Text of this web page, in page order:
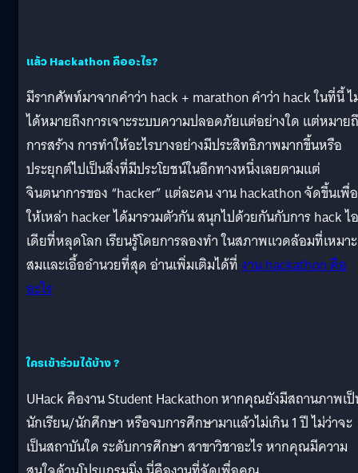
แล้ว Hackathon คืออะไร?
มีรากศัพท์มาจากคำว่า hack + marathon คำว่า hack ในที่นี้ ไ
ได้หมายถึงการเจาะระบบความปลอดภัยแต่อย่างใด แต่หมาย
การสร้าง การทำให้อะไรบางอย่างมีประสิทธิภาพมากขึ้นหรือ
ประยุกต์ไปเป็นสิ่งที่มีประโยชน์ในอีกทางหนึ่งเลยตามแต่
จินตนาการของ “hacker” แต่ละคน งาน hackathon จัดขึ้นเพื่อ
ให้เหล่า hacker ได้มารวมตัวกัน สนุกไปด้วยกันกับการ hack ไอ
เดียที่หลุดโลก เรียนรู้โดยการลองทำ ในสภาพแวดล้อมที่เหมาะ
สมและเอื้ออำนวยที่สุด อ่านเพิ่มเติมได้ที่งาน hackathon คือ
อะไร
ใครเข้าร่วมได้บ้าง ?
UHack คืองาน Student Hackathon หากคุณยังมีสถานภาพเ
นักเรียน/นักศึกษา หรือจบการศึกษามาแล้วไม่เกิน 1 ปี ไม่ว่าจะ
เป็นสถาบันใด ระดับการศึกษา สาขาวิชาอะไร หากคุณมีความ